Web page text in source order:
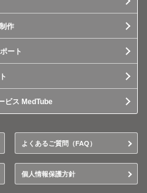
作
ート
ビス MedTube
よくあるご質問（FAQ）
個人情報保護方針